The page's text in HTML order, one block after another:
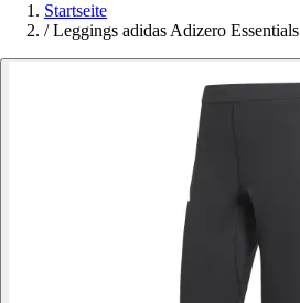
Startseite
/ Leggings adidas Adizero Essentials